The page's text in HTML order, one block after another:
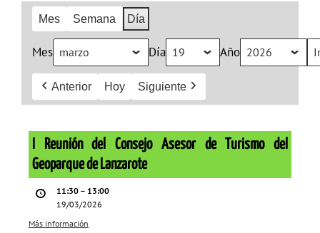
Mes Semana Día
Mes Día Año
Anterior Hoy Siguiente
Reunión
del
Asesor
de
I Reunión del Consejo Asesor de Turismo del
Geoparque de Lanzarote
11:30 – 13:00
19/03/2026
Más información